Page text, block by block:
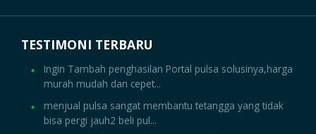
TESTIMONI TERBARU
Ingin Tambah penghasilan Portal pulsa solusinya,harga
murah mudah dan cepet...
menjual pulsa sangat membantu tetangga yang tidak
bisa pergi jauh2 beli pul...